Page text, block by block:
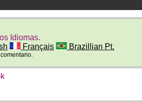
Idiomas.
Français Brazillian Pt.